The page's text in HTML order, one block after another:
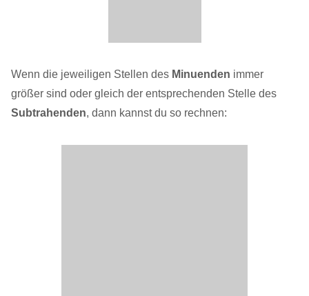
Wenn die jeweiligen Stellen des Minuenden immer
größer sind oder gleich der entsprechenden Stelle des
Subtrahenden, dann kannst du so rechnen: